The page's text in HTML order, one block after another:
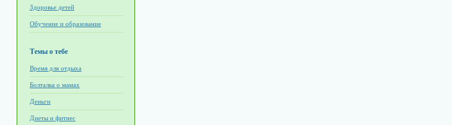
Здоровье детей
Обучение и образование
Темы о тебе
Время для отдыха
Болталка о мамах
Деньги
Диеты и фитнес